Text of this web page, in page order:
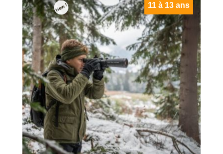
11 à 13 ans